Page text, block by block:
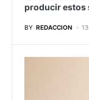
producir estos
BY REDACCION